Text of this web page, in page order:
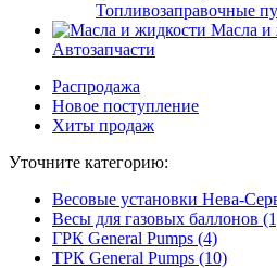
Топливозаправочные
Масла и
Автозапчасти
Распродажа
Новое поступление
Хиты продаж
Уточните категорию:
Весовые установки Нева-
Весы для газовых баллонов
ГРК General Pumps (4)
ТРК General Pumps (10)